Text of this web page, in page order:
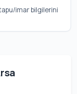
imar bilgilerini